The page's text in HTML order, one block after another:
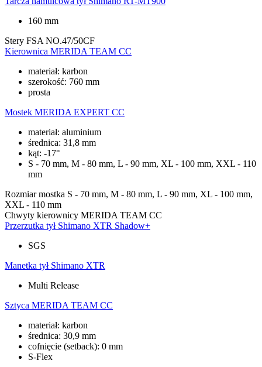
160 mm
Stery FSA NO.47/50CF
Kierownica MERIDA TEAM CC
materiał: karbon
szerokość: 760 mm
prosta
Mostek MERIDA EXPERT CC
materiał: aluminium
średnica: 31,8 mm
kąt: -17°
S - 70 mm, M - 80 mm, L - 90 mm, XL - 100 mm, XXL - 110
mm
Rozmiar mostka S - 70 mm, M - 80 mm, L - 90 mm, XL - 100 mm,
XXL - 110 mm
Chwyty kierownicy MERIDA TEAM CC
Przerzutka tył Shimano XTR Shadow+
SGS
Manetka tył Shimano XTR
Multi Release
Sztyca MERIDA TEAM CC
materiał: karbon
średnica: 30,9 mm
cofnięcie (setback): 0 mm
S-Flex